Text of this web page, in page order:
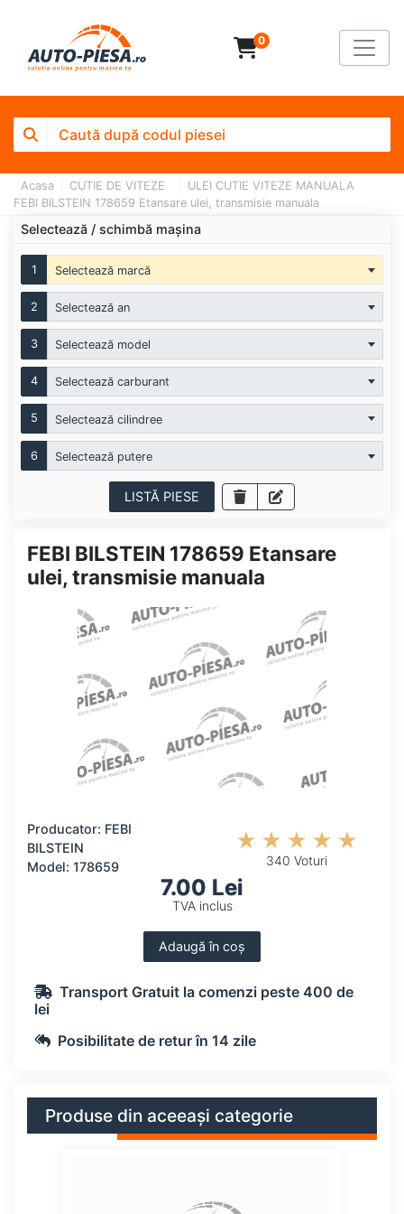
0
Acasa CUTIE DE VITEZE
ULEI CUTIE VITEZE MANUALA
FEBI BILSTEIN 178659 Etansare ulei, transmisie manuala
Selectează / schimbă mașina
1 Selectează marcă
2 Selectează an
3 Selectează model
4 Selectează carburant
5 Selectează cilindree
6 Selectează putere
LISTĂ PIESE
FEBI BILSTEIN 178659 Etansare
ulei, transmisie manuala
Producator: FEBI
BILSTEIN
Model: 178659
340 Voturi
7.00 Lei
TVA inclus
Adaugă în coș
Transport Gratuit la comenzi peste 400 de
lei
Posibilitate de retur în 14 zile
Produse din aceeași categorie